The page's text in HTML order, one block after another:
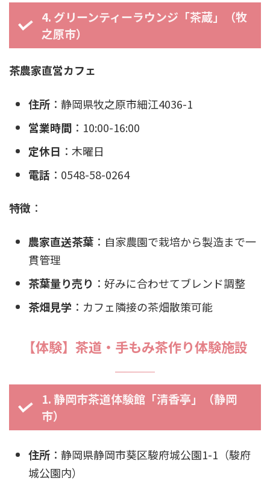
4. グリーンティーラウンジ「茶蔵」（牧
之原市）
茶農家直営カフェ
住所 ：静岡県牧之原市細江4036-1
営業時間 ：10:00-16:00
定休日 ：木曜日
電話 ：0548-58-0264
特徴 ：
農家直送茶葉 ：自家農園で栽培から製造まで一
貫管理
茶葉量り売り ：好みに合わせてブレンド調整
茶畑見学 ：カフェ隣接の茶畑散策可能
【体験】茶道・手もみ茶作り体験施設
1. 静岡市茶道体験館「清香亭」（静岡
市）
住所 ：静岡県静岡市葵区駿府城公園1-1（駿府
城公園内）